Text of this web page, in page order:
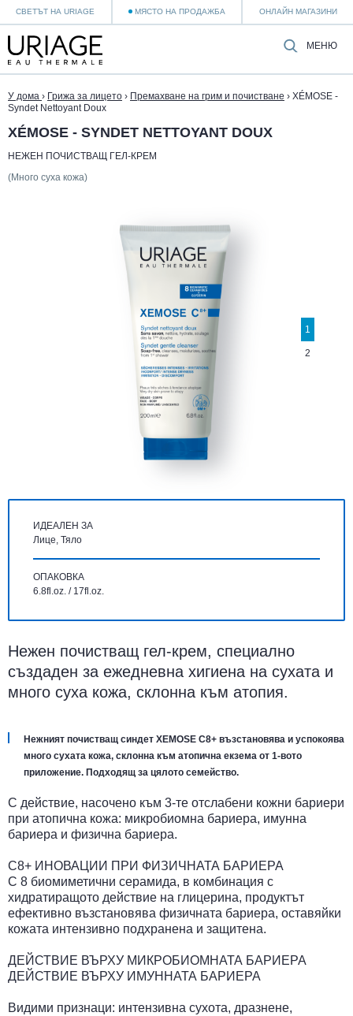
СВЕТЪТ НА URIAGE МЯСТО НА ПРОДАЖБА ОНЛАЙН МАГАЗИНИ
МЕНЮ
У дома › Грижа за лицето › Премахване на грим и почистване › XÉMOSE -
Syndet Nettoyant Doux
XÉMOSE - SYNDET NETTOYANT DOUX
НЕЖЕН ПОЧИСТВАЩ ГЕЛ-КРЕМ
(Много суха кожа)
1
2
ИДЕАЛЕН ЗА
Лице, Тяло
ОПАКОВКА
6.8fl.oz. / 17fl.oz.
Нежен почистващ гел-крем, специално
създаден за ежедневна хигиена на сухата и
много суха кожа, склонна към атопия.
Нежният почистващ синдет XEMOSE C8+ възстановява и успокоява
много сухата кожа, склонна към атопична екзема от 1-вото
приложение. Подходящ за цялото семейство.
С действие, насочено към 3-те отслабени кожни бариери
при атопична кожа: микробиомна бариера, имунна
бариера и физична бариера.
C8+ ИНОВАЦИИ ПРИ ФИЗИЧНАТА БАРИЕРА
С 8 биомиметични серамида, в комбинация с
хидратиращото действие на глицерина, продуктът
ефективно възстановява физичната бариера, оставяйки
кожата интензивно подхранена и защитена.
ДЕЙСТВИЕ ВЪРХУ МИКРОБИОМНАТА БАРИЕРА
ДЕЙСТВИЕ ВЪРХУ ИМУННАТА БАРИЕРА
Видими признаци: интензивна сухота, дразнене,